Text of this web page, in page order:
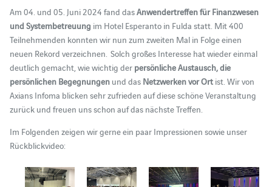
Am 04. und 05. Juni 2024 fand dasAnwendertreffen für Finanzwesen
und Systembetreuung im Hotel Esperanto in Fulda statt. Mit 400
Teilnehmenden konnten wir nun zum zweiten Mal in Folge einen
neuen Rekord verzeichnen. Solch großes Interesse hat wieder einmal
deutlich gemacht, wie wichtig der persönliche Austausch, die
persönlichen Begegnungen und dasNetzwerken vor Ortist. Wir von
Axians Infoma blicken sehr zufrieden auf diese schöne Veranstaltung
zurück und freuen uns schon auf das nächste Treffen.
Im Folgenden zeigen wir gerne ein paar Impressionen sowie unser
Rückblickvideo: